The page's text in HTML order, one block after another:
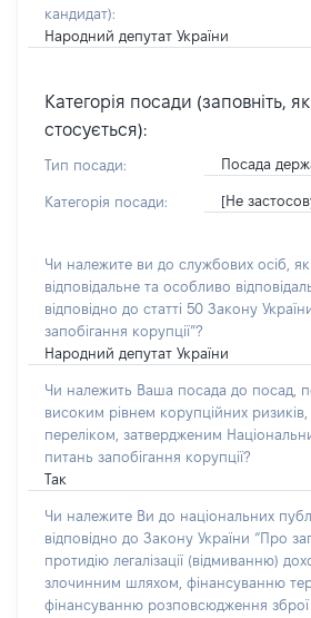
кандидат):
Народний депутат України
Категорія посади (заповніть,
стосується):
Тип посади: Посада
Категорія посади: [Не
Чи належите ви до службових осіб,
відповідальне та особливо
відповідно до статті 50 Закону
запобігання корупції”?
Народний депутат України
Чи належить Ваша посада до посад,
високим рівнем корупційних ризиків,
переліком, затвердженим
питань запобігання корупції?
Так
Чи належите Ви до національних
відповідно до Закону України “Про
протидію легалізації (відмиванню)
злочинним шляхом, фінансуванню
фінансуванню розповсюдження